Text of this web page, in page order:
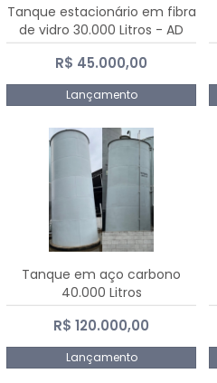
Tanque estacionário em fibra
de vidro 30.000 Litros - AD
Fibras
R$ 45.000,00
Lançamento
Tanque em aço carbono
40.000 Litros
R$ 120.000,00
Lançamento